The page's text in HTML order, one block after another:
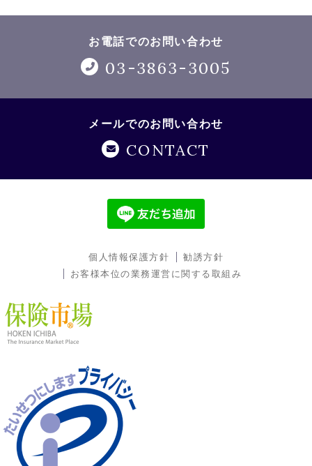
お電話でのお問い合わせ
03-3863-3005
メールでのお問い合わせ
CONTACT
個人情報保護方針
勧誘方針
お客様本位の業務運営に関する取組み